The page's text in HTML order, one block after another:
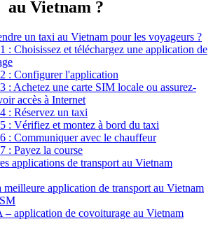
au Vietnam ?
un taxi au Vietnam pour les voyageurs ?
: Choisissez et téléchargez une application de
: Configurer l'application
: Achetez une carte SIM locale ou assurez-
accès à Internet
: Réservez un taxi
: Vérifiez et montez à bord du taxi
: Communiquer avec le chauffeur
: Payez la course
applications de transport au Vietnam
meilleure application de transport au Vietnam
application de covoiturage au Vietnam